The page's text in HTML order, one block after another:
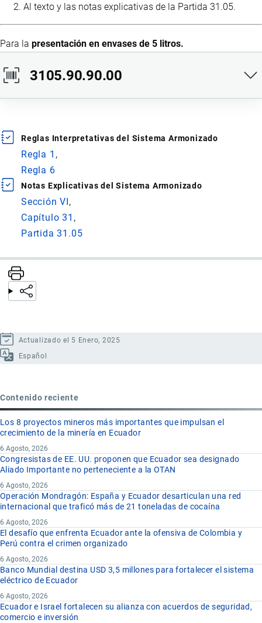
Al texto y las notas explicativas de la Partida 31.05.
Para la presentación en envases de 5 litros.
3105.90.90.00
Para lapresentación en envases de 20 litros.
Reglas Interpretativas del Sistema Armonizado
Regla 1
Regla 6
Notas Explicativas del Sistema Armonizado
Sección VI
Capítulo 31
Partida 31.05
Actualizado el 5 Enero, 2025
Español
Contenido reciente
Los 8 proyectos mineros más importantes que impulsan el
crecimiento de la minería en Ecuador
6 Agosto, 2026
Congresistas de EE. UU. proponen que Ecuador sea designado
Aliado Importante no perteneciente a la OTAN
6 Agosto, 2026
Operación Mondragón: España y Ecuador desarticulan una red
internacional que traficó más de 21 toneladas de cocaína
6 Agosto, 2026
El desafío que enfrenta Ecuador ante la ofensiva de Colombia y
Perú contra el crimen organizado
6 Agosto, 2026
Banco Mundial destina USD 3,5 millones para fortalecer el sistema
eléctrico de Ecuador
6 Agosto, 2026
Ecuador e Israel fortalecen su alianza con acuerdos de seguridad,
comercio e inversión